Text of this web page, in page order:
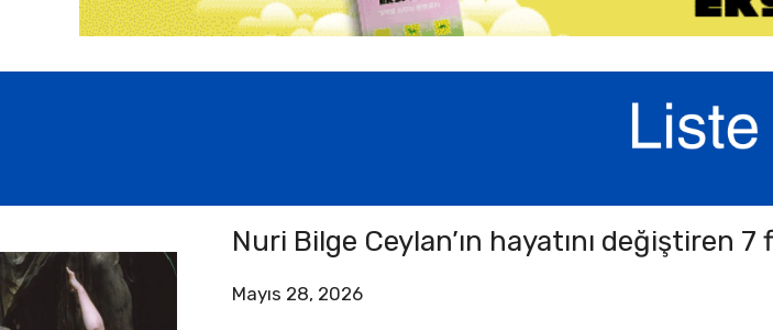
Nuri Bilge Ceylan’ın hayatını değiştiren 7
Mayıs 28, 2026